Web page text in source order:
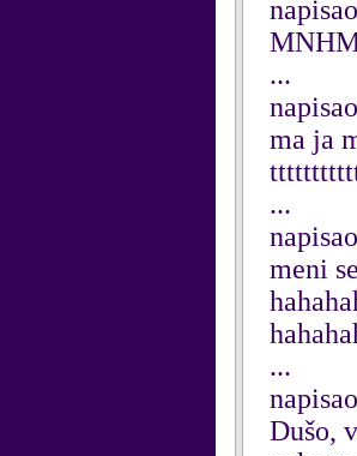
...
ma ja
...
meni
...
Dušo,